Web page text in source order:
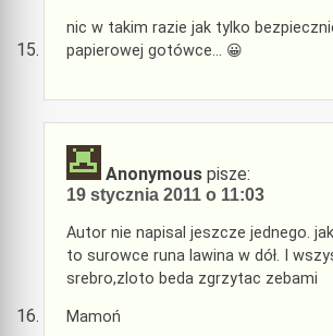
nic w takim razie jak tylko
papierowej gotówce… 😀
Anonymous pisze:
19 stycznia 2011 o 11:03
Autor nie napisal jeszcze jednego.
to surowce runa lawina w dół. I
srebro,zloto beda zgrzytac zebami
Mamoń